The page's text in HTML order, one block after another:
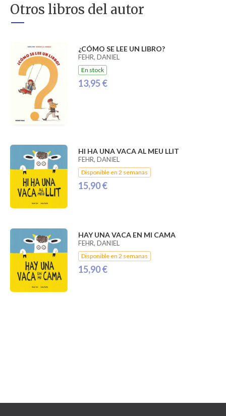
Otros libros del autor
¿CÓMO SE LEE UN LIBRO?
FEHR, DANIEL
En stock
13,95 €
HI HA UNA VACA AL MEU LLIT
FEHR, DANIEL
Disponible en 2 semanas
15,90 €
HAY UNA VACA EN MI CAMA
FEHR, DANIEL
Disponible en 2 semanas
15,90 €